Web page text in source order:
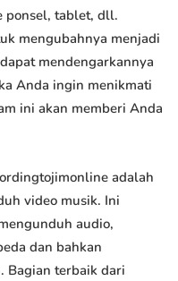
ponsel, tablet, dll.
mengubahnya menjadi
mendengarkannya
Anda ingin menikmati
ini akan memberi Anda
adalah
video musik. Ini
audio,
dan bahkan
Bagian terbaik dari